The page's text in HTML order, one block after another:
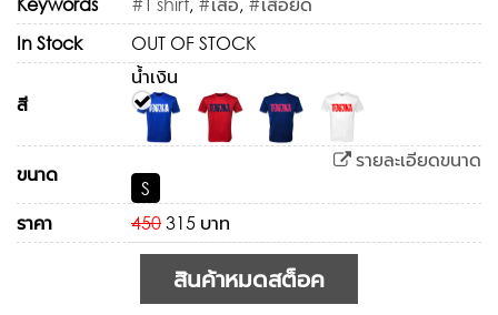
In Stock
OUT OF STOCK
สี
น้ำเงิน
ขนาด
รายละเอียดขนาด
S
ราคา
450315 บาท